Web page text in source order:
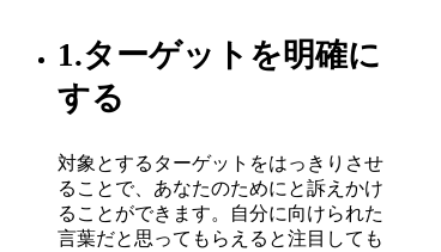
1.ターゲットを明確に
する
対象とするターゲットをはっきりさせ
ることで、あなたのためにと訴えかけ
ることができます。自分に向けられた
言葉だと思ってもらえると注目しても